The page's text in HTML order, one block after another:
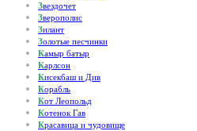
Звездочет
Зверополис
Зилант
Золотые песчинки
Камыр батыр
Карлсон
Кисекбаш и Див
Корабль
Кот Леопольд
Котенок Гав
Красавица и чудовище